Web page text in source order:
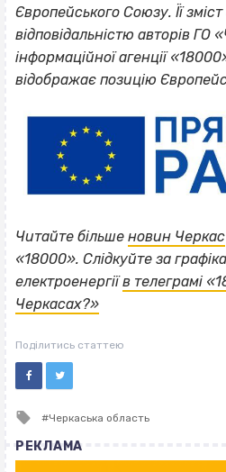
Європейського Союзу. Її
відповідальністю авторів ГО
інформаційної агенції
відображає позицію
Читайте більше новин Черкас
«18000». Слідкуйте за
електроенергіїв телеграмі
Черкасах?»
Поділитись статтею
Tagged
Черкаська область
РЕКЛАМА